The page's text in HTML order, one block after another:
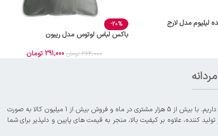
لیلیوم مدل لارج -20%
باکس لباس لوتوس مدل ریبون
364,000 تومان 291,000تومان
با افتخار از سال 1395، ما در عرصه فروش آنلاین محصولات لباس زیر زنانه و مردانه، از جمله شورت، سوتین، ست، بادی، لباس زیر ورزشی، گن و موارد دیگر حضور داریم. با بیش از 5 هزار مشتری در ماه و فروش بیش از 1 میلیون کالا به صورت
کننده، علاوه بر کیفیت بالا، منجر به قیمت های پایین و دلپذیر برای شما